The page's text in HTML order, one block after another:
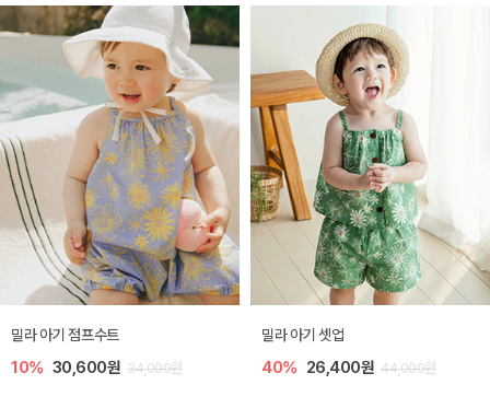
원
토닉 아기 민소매 티셔츠
20% 11,200원 14,000원 10% 24,300원